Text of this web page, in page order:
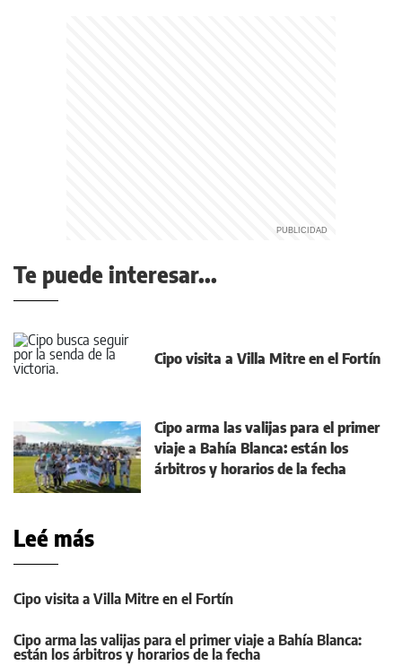
Te puede interesar...
Cipo visita a Villa Mitre en el Fortín
Cipo arma las valijas para el primer
viaje a Bahía Blanca: están los
árbitros y horarios de la fecha
Leé más
Cipo visita a Villa Mitre en el Fortín
Cipo arma las valijas para el primer viaje a Bahía Blanca:
están los árbitros y horarios de la fecha